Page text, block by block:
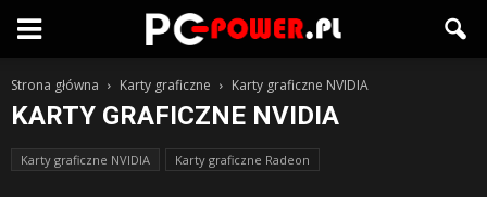
Strona główna Karty graficzne Karty graficzne NVIDIA
KARTY GRAFICZNE NVIDIA
Karty graficzne NVIDIA Karty graficzne Radeon